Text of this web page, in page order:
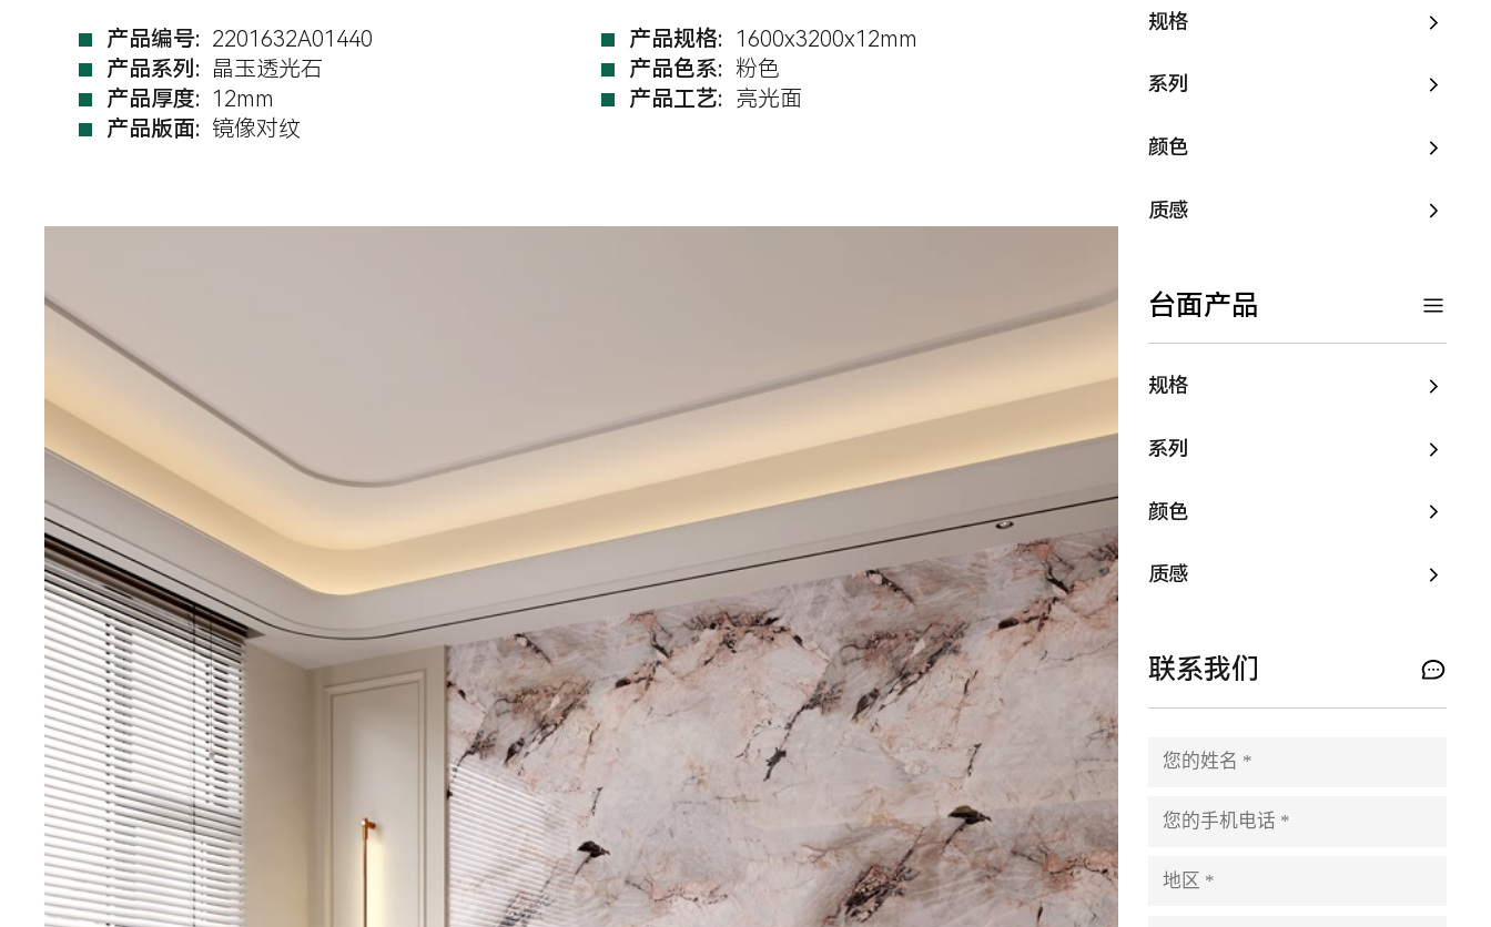
产品编号: 2201632A01440 产品规格: 1600x3200x12mm
产品系列: 晶玉透光石 产品色系: 粉色
产品厚度: 12mm 产品工艺: 亮光面
产品版面: 镜像对纹
规格
系列
颜色
质感
台面产品
规格
系列
颜色
质感
联系我们